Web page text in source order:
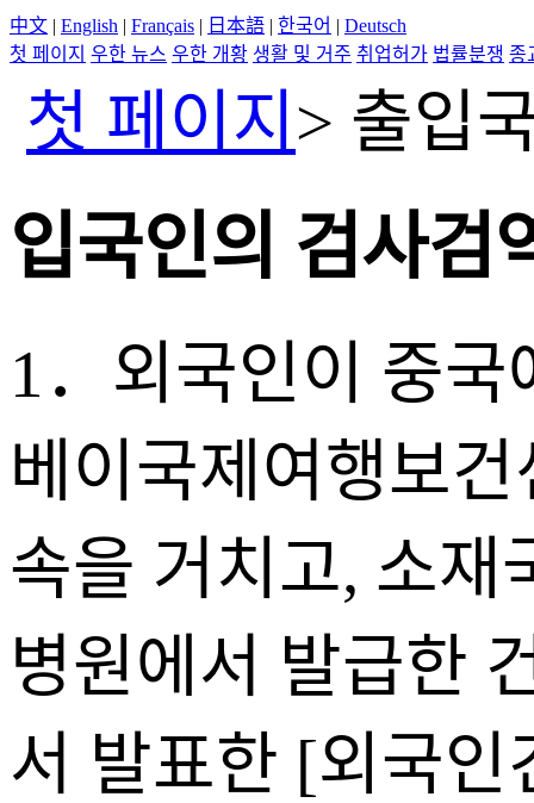
中文 | English | Français | 日本語 | 한국어 | Deutsch
첫 페이지 우한 뉴스 우한 개황 생활 및 거주 취업허가 법률분쟁 종
첫 페이지 > 출입
입국인의 검사검
1．외국인이 중
베이국제여행보
속을 거치고, 소재
병원에서 발급한
서 발표한 [외국